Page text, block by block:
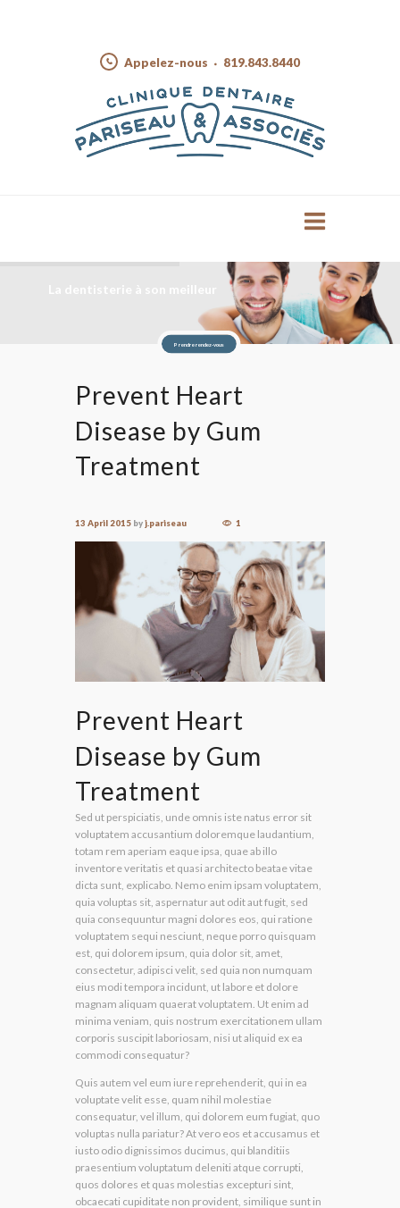
Appelez-nous 819.843.8440
Prendre rendez-vous
Prevent Heart
Disease by Gum
Treatment
13 April 2015 byj.pariseau 1
Prevent Heart
Disease by Gum
Treatment
Sed ut perspiciatis, unde omnis iste natus error sit
voluptatem accusantium doloremque laudantium,
totam rem aperiam eaque ipsa, quae ab illo
inventore veritatis et quasi architecto beatae vitae
dicta sunt, explicabo. Nemo enim ipsam voluptatem,
quia voluptas sit, aspernatur aut odit aut fugit, sed
quia consequuntur magni dolores eos, qui ratione
voluptatem sequi nesciunt, neque porro quisquam
est, qui dolorem ipsum, quia dolor sit, amet,
consectetur, adipisci velit, sed quia non numquam
eius modi tempora incidunt, ut labore et dolore
magnam aliquam quaerat voluptatem. Ut enim ad
minima veniam, quis nostrum exercitationem ullam
corporis suscipit laboriosam, nisi ut aliquid ex ea
commodi consequatur?
Quis autem vel eum iure reprehenderit, qui in ea
voluptate velit esse, quam nihil molestiae
consequatur, vel illum, qui dolorem eum fugiat, quo
voluptas nulla pariatur? At vero eos et accusamus et
iusto odio dignissimos ducimus, qui blanditiis
praesentium voluptatum deleniti atque corrupti,
quos dolores et quas molestias excepturi sint,
obcaecati cupiditate non provident, similique sunt in